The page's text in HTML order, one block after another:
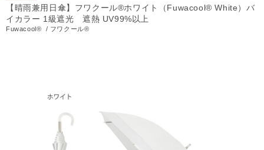
WOMEN
【晴雨兼用日傘】フワクール®ホワイト（Fuwacool® White）バ
イカラー 1級遮光 遮熱 UV99%以上
Fuwacool® / フワクール®